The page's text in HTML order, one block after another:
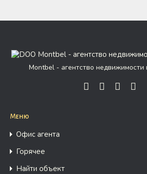
Montbel - агентство недвижимости
Меню
Офис агента
Горячее
Найти объект